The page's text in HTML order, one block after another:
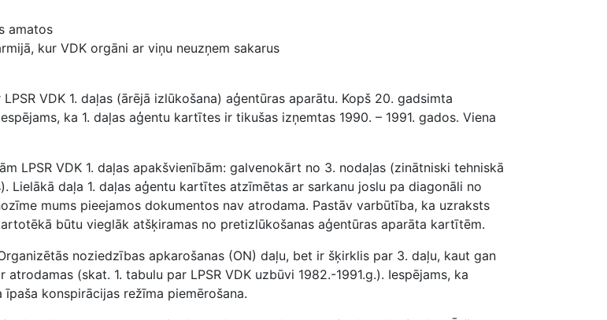
amatos
kur VDK orgāni ar viņu neuzņem sakarus
VDK 1. daļas (ārējā izlūkošana) aģentūras aparātu. Kopš 20. gadsimta
ka 1. daļas aģentu kartītes ir tikušas izņemtas 1990. – 1991. gados. Viena
LPSR VDK 1. daļas apakšvienībām: galvenokārt no 3. nodaļas (zinātniski tehniskā
Lielākā daļa 1. daļas aģentu kartītes atzīmētas ar sarkanu joslu pa diagonāli no
mums pieejamos dokumentos nav atrodama. Pastāv varbūtība, ka uzraksts
būtu vieglāk atšķiramas no pretizlūkošanas aģentūras aparāta kartītēm.
noziedzības apkarošanas (ON) daļu, bet ir šķirklis par 3. daļu, kaut gan
(skat. 1. tabulu par LPSR VDK uzbūvi 1982.-1991.g.). Iespējams, ka
konspirācijas režīma piemērošana.